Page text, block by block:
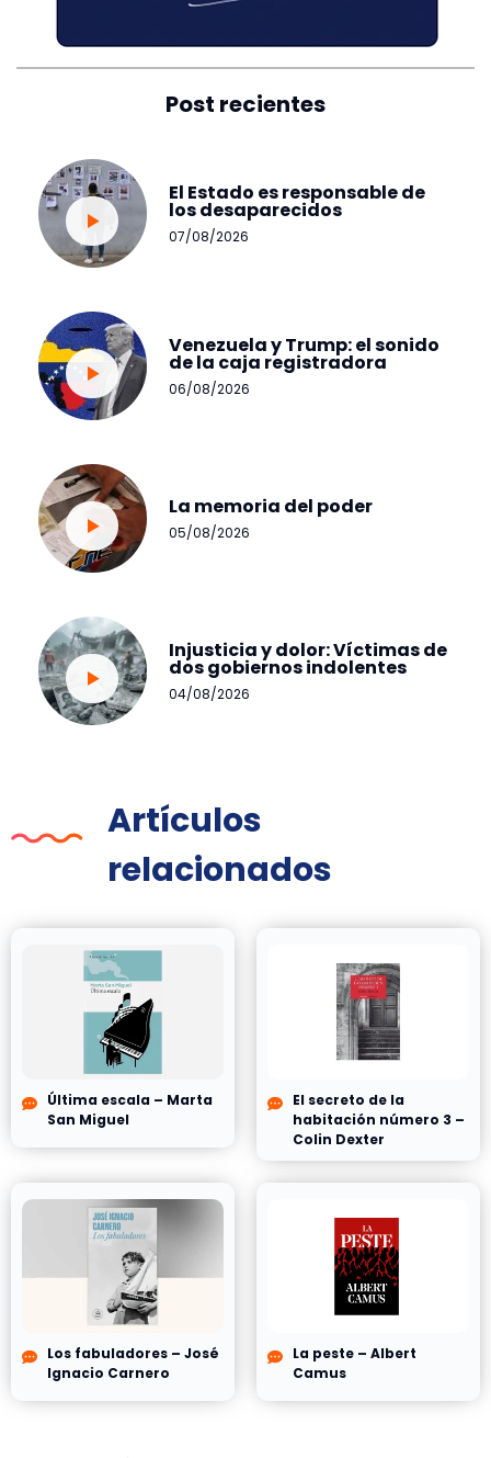
Post recientes
El Estado es responsable de
los desaparecidos
07/08/2026
Venezuela y Trump: el sonido
de la caja registradora
06/08/2026
La memoria del poder
05/08/2026
Injusticia y dolor: Víctimas de
dos gobiernos indolentes
04/08/2026
Artículos
relacionados
Última escala – Marta
San Miguel
El secreto de la
habitación número 3 –
Colin Dexter
Los fabuladores – José
Ignacio Carnero
La peste – Albert
Camus